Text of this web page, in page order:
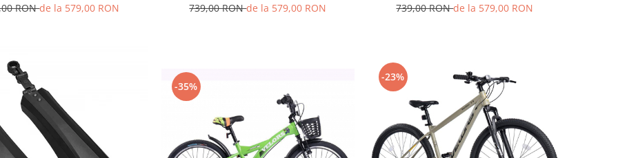
RONde la 579,00 RON
739,00 RONde la 579,00 RON
739,00 RONde la 579,00 RON
-35%
-23%